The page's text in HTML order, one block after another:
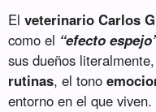
Elveterinario Carlos
como el “efecto
sus dueños
rutinas, el tono
entorno en el que viven.